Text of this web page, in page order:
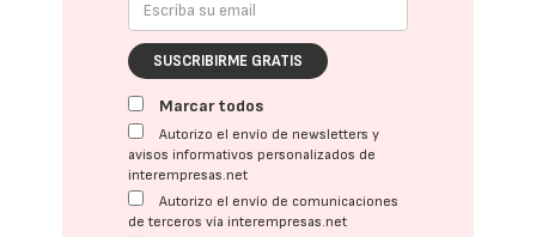
SUSCRIBIRME GRATIS
Marcar todos
Autorizo el envío de newsletters y
avisos informativos personalizados de
interempresas.net
Autorizo el envío de comunicaciones
de terceros vía interempresas.net